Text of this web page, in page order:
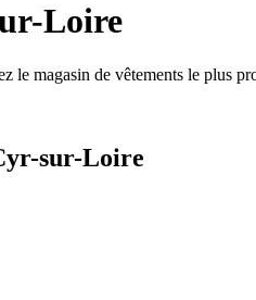
Loire
le magasin de vêtements le plus
sur-Loire